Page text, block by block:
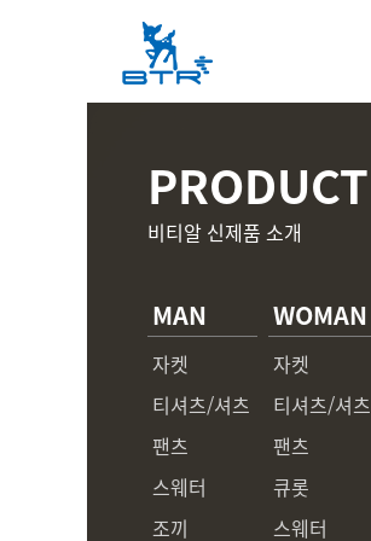
PRODUCT
비티알 신제품 소개
MAN
자켓
티셔츠/셔츠
팬츠
스웨터
조끼
WOMAN
자켓
티셔츠/셔츠
팬츠
큐롯
스웨터